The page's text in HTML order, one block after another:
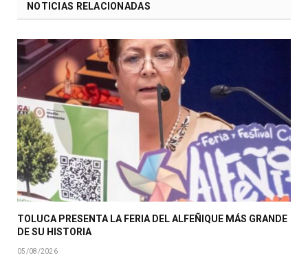
NOTICIAS RELACIONADAS
TOLUCA PRESENTA LA FERIA DEL ALFEÑIQUE MÁS GRANDE
DE SU HISTORIA
05/08/2026